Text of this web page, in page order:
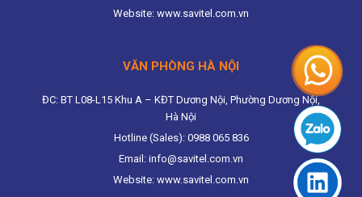
Website: www.savitel.com.vn
VĂN PHÒNG HÀ NỘI
ĐC: BT L08-L15 Khu A – KĐT Dương Nội, Phường Dương Nội,
Hà Nội
Hotline (Sales): 0988 065 836
Email: info@savitel.com.vn
Website: www.savitel.com.vn